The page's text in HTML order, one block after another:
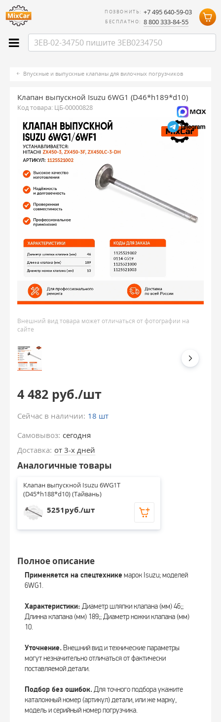
ПОЗВОНИТЬ: +7 495 640-59-03
БЕСПЛАТНО: 8 800 333-84-55
Впускные и выпускные клапаны для вилочных погрузчиков
Клапан выпускной Isuzu 6WG1 (D46*h189*d10)
Код товара: ЦБ-00000828
Внешний вид товара может отличаться от фотографии на
сайте
4 482 руб./шт
Сейчас в наличии: 18 шт
Самовывоз: сегодня
Доставка: от 3-х дней
Аналогичные товары
Клапан выпускной Isuzu 6WG1T
(D45*h188*d10) (Тайвань)
5251руб./шт
Полное описание
Применяется на спецтехнике марок Isuzu; моделей
6WG1.
Характеристики: Диаметр шляпки клапана (мм) 46;;
Длинна клапана (мм) 189;; Диаметр ножки клапана (мм)
10.
Уточнение.Внешний вид и технические параметры
могут незначительно отличаться от фактически
поставляемой детали.
Подбор без ошибок.Для точного подбора укажите
каталожный номер (артикул) детали, или же марку,
модель и серийный номер погрузчика.